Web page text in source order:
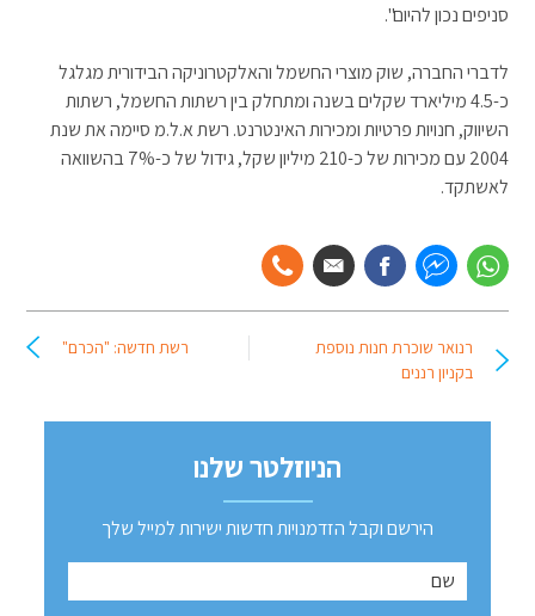
סניפים נכון להיום".
לדברי החברה, שוק מוצרי החשמל והאלקטרוניקה הבידורית מגלגל
כ-4.5 מיליארד שקלים בשנה ומתחלק בין רשתות החשמל, רשתות
השיווק, חנויות פרטיות ומכירות האינטרנט. רשת א.ל.מ סיימה את שנת
2004 עם מכירות של כ-210 מיליון שקל, גידול של כ-7% בהשוואה
לאשתקד.
רנואר שוכרת חנות נוספת
בקניון רננים
רשת חדשה: "הכרם"
הניוזלטר שלנו
הירשם וקבל הזדמנויות חדשות ישירות למייל שלך